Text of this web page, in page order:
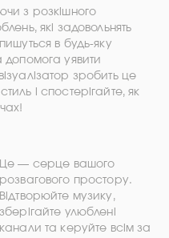
з розкішного
які задовольнять
в будь-яку
допомога уявити
зробить це
і спостерігайте, як
Це — серце вашого
розвагового простору.
Відтворюйте музику,
зберігайте улюблені
канали та керуйте всім за